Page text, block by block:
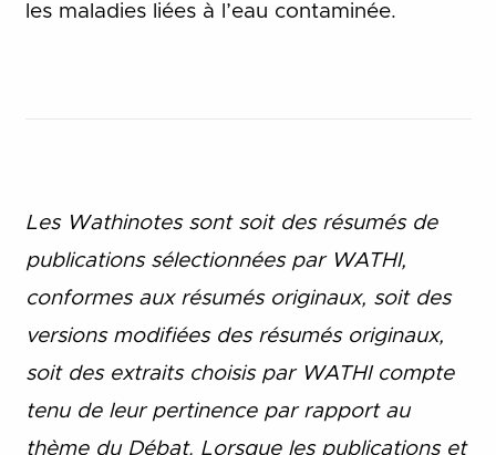
les maladies liées à l’eau contaminée.
Les Wathinotes sont soit des résumés de
publications sélectionnées par WATHI,
conformes aux résumés originaux, soit des
versions modifiées des résumés originaux,
soit des extraits choisis par WATHI compte
tenu de leur pertinence par rapport au
thème du Débat. Lorsque les publications et